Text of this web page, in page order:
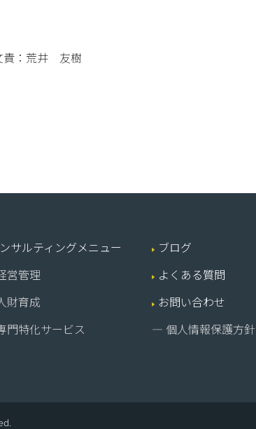
責：荒井 友樹
サルティングメニュー
営管理
財育成
門特化サービス
ブログ
よくある質問
お問い合わせ
― 個人情報保護方針